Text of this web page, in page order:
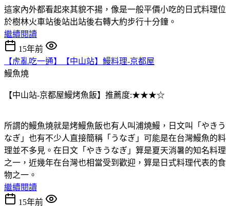
這家內外都看起來其貌不揚，像是一般平價小吃的日式料理位
於樹林火車站後站出站後右轉大約步行十分鐘。
繼續閱讀
15年前
【虎亂吃一通】【中山站】鰻料理-京都屋
鰻魚燒
【中山站-京都屋鰻烤魚飯】推薦度:★★★☆
所謂的鰻魚燒就是烤鰻魚飯也有人叫浦燒鰻，日文叫「やきう
なぎ」也有不少人直接簡稱「うなぎ」可能是在台灣鰻魚的料
理並不多見。在日文「やきうなぎ」算是夏天消暑的知名料理
之一，近幾年在台灣也相當受到歡迎，算是日式料理代表的食
物之一。
繼續閱讀
15年前